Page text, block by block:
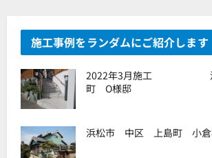
施工事例をランダムにご紹介します
2022年3月施工 浜
町 O様邸
浜松市 中区 上島町 小倉